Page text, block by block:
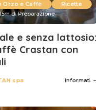
Orzo e Caffè
Ricette
di Preparazione
e senza lattosio:
Crastan con
spa Informati